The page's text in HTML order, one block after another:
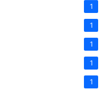
1
1
1
1
1